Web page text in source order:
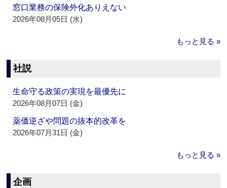
窓口業務の保険外化ありえない
2026年08月05日 (水)
もっと見る »
社説
生命守る政策の実現を最優先に
2026年08月07日 (金)
薬価逆ざや問題の抜本的改革を
2026年07月31日 (金)
もっと見る »
企画